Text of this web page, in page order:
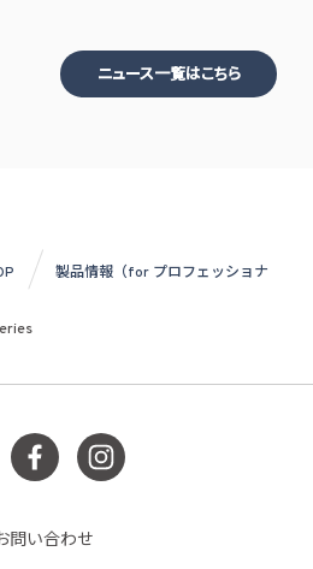
ニュース一覧はこちら
製品情報（for プロフェッショナ
問い合わせ